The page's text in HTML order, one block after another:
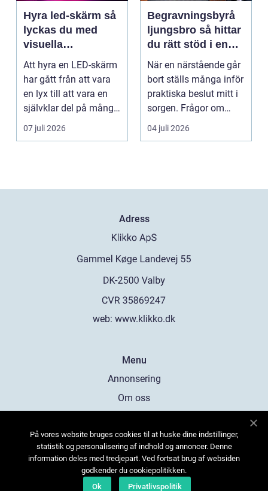
Hyra led-skärm så
lyckas du med
visuella
upplevelser på
event
Att hyra en LED-skärm
har gått från att vara
en lyx till att vara en
självklar del på många
event, m...
07 juli 2026
Begravningsbyrå
ljungsbro så hittar
du rätt stöd i en
svår tid
När en närstående går
bort ställs många inför
praktiska beslut mitt i
sorgen. Frågor om
ceremoni, ju...
04 juli 2026
Adress
web: www.klikko.dk
Menu
Annonsering
Om oss
Kontakta oss
Sitemap
På vores website bruges cookies til at huske dine indstillinger,
statistik og personalisering af indhold og annoncer. Denne
information deles med tredjepart. Ved fortsat brug af websiden
godkender du cookiepolitikken.
Ok
Privatlivspolitik